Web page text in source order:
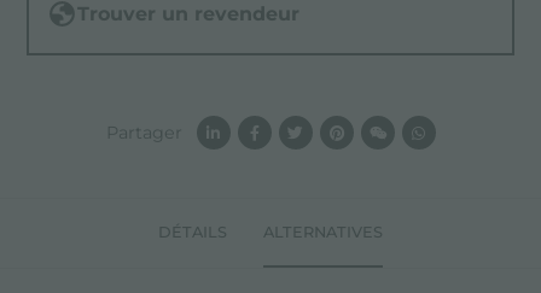
DÉTAILS ALTERNATIVES
Trouver un revendeur
Partager